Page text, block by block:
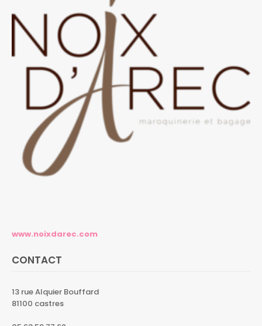
www.noixdarec.com
CONTACT
13 rue Alquier Bouffard
81100 castres